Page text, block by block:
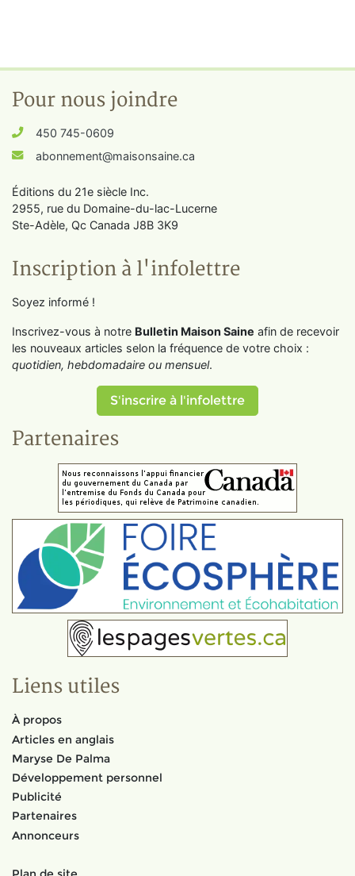
Pour nous joindre
450 745-0609
abonnement@maisonsaine.ca
Éditions du 21e siècle Inc.
2955, rue du Domaine-du-lac-Lucerne
Ste-Adèle, Qc Canada J8B 3K9
Inscription à l'infolettre
Soyez informé !
Inscrivez-vous à notre Bulletin Maison Saine afin de recevoir
les nouveaux articles selon la fréquence de votre choix :
quotidien, hebdomadaire ou mensuel.
S'inscrire à l'infolettre
Partenaires
Liens utiles
À propos
Articles en anglais
Maryse De Palma
Développement personnel
Publicité
Partenaires
Annonceurs